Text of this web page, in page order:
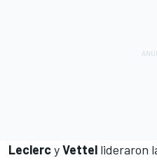
LeclercyVettel lideraron